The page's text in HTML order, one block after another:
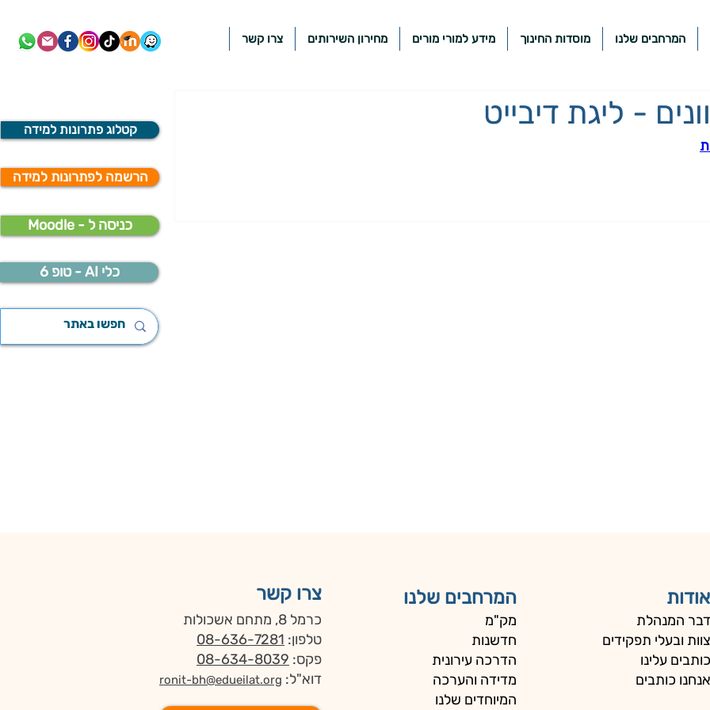
קטלוג פתרונות למידה
הרשמה לפתרונות למידה
Moodle - כניסה ל
כלי AI - טופ 6
המרחבים שלנו מוסדות החינוך מידע למורי מורים מחירון השירותים צרו קשר
- ליגת דיבייט
צרו קשר
כרמל 8, מתחם אשכולות
טלפון: 08-636-7281
פקס: 08-634-8039
דוא"ל: ronit-bh@edueilat.org
המרחבים שלנו
מק"מ
חדשנות
הדרכה עירונית
מדידה והערכה
המיוחדים שלנו
אודות
דבר המנהלת
צוות ובעלי תפקידים
כותבים עלינו
אנחנו כותבים